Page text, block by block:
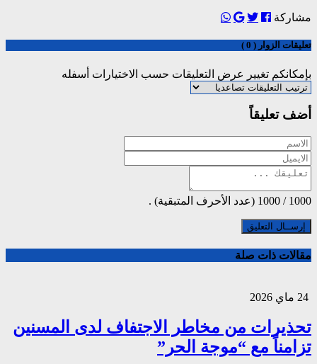
مشاركة
تعليقات الزوار ( 0 )
بإمكانكم تغيير عرض التعليقات حسب الاختيارات أسفله
أضف تعليقاً
1000
/
1000 (عدد الأحرف المتبقية) .
مقالات ذات صلة
تحذيرات من مخاطر الاجتفاف لدى المسنين
تزامناً مع “موجة الحر”